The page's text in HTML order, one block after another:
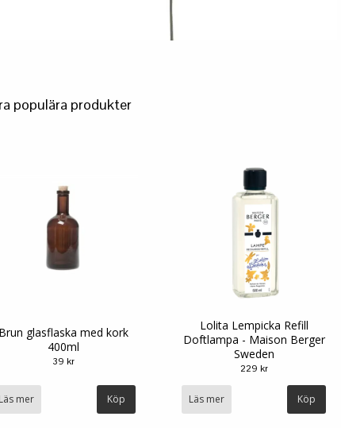
populära produkter
Brun glasflaska med kork
400ml
39 kr
Läs mer
Lolita Lempicka Refill
Doftlampa - Maison Berger
Sweden
229 kr
Läs mer